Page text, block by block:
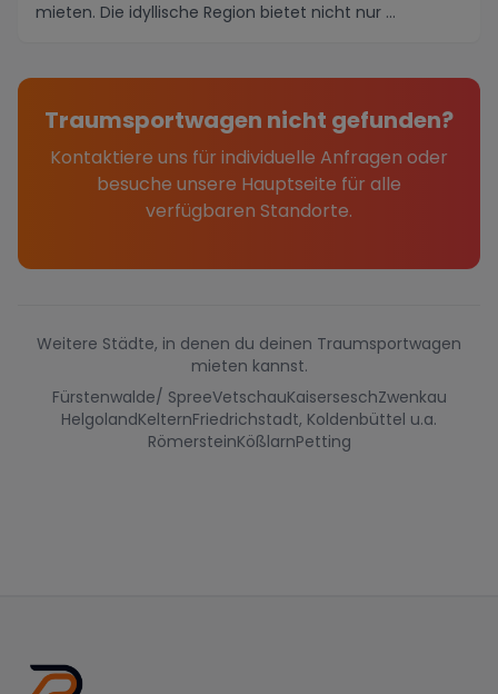
mieten. Die idyllische Region bietet nicht nur ...
Traumsportwagen nicht gefunden?
Kontaktiere uns für individuelle Anfragen oder
besuche unsere Hauptseite für alle
verfügbaren Standorte.
Weitere Städte, in denen du deinen Traumsportwagen
mieten kannst.
Fürstenwalde/ SpreeVetschauKaiserseschZwenkau
HelgolandKelternFriedrichstadt, Koldenbüttel u.a.
RömersteinKößlarnPetting